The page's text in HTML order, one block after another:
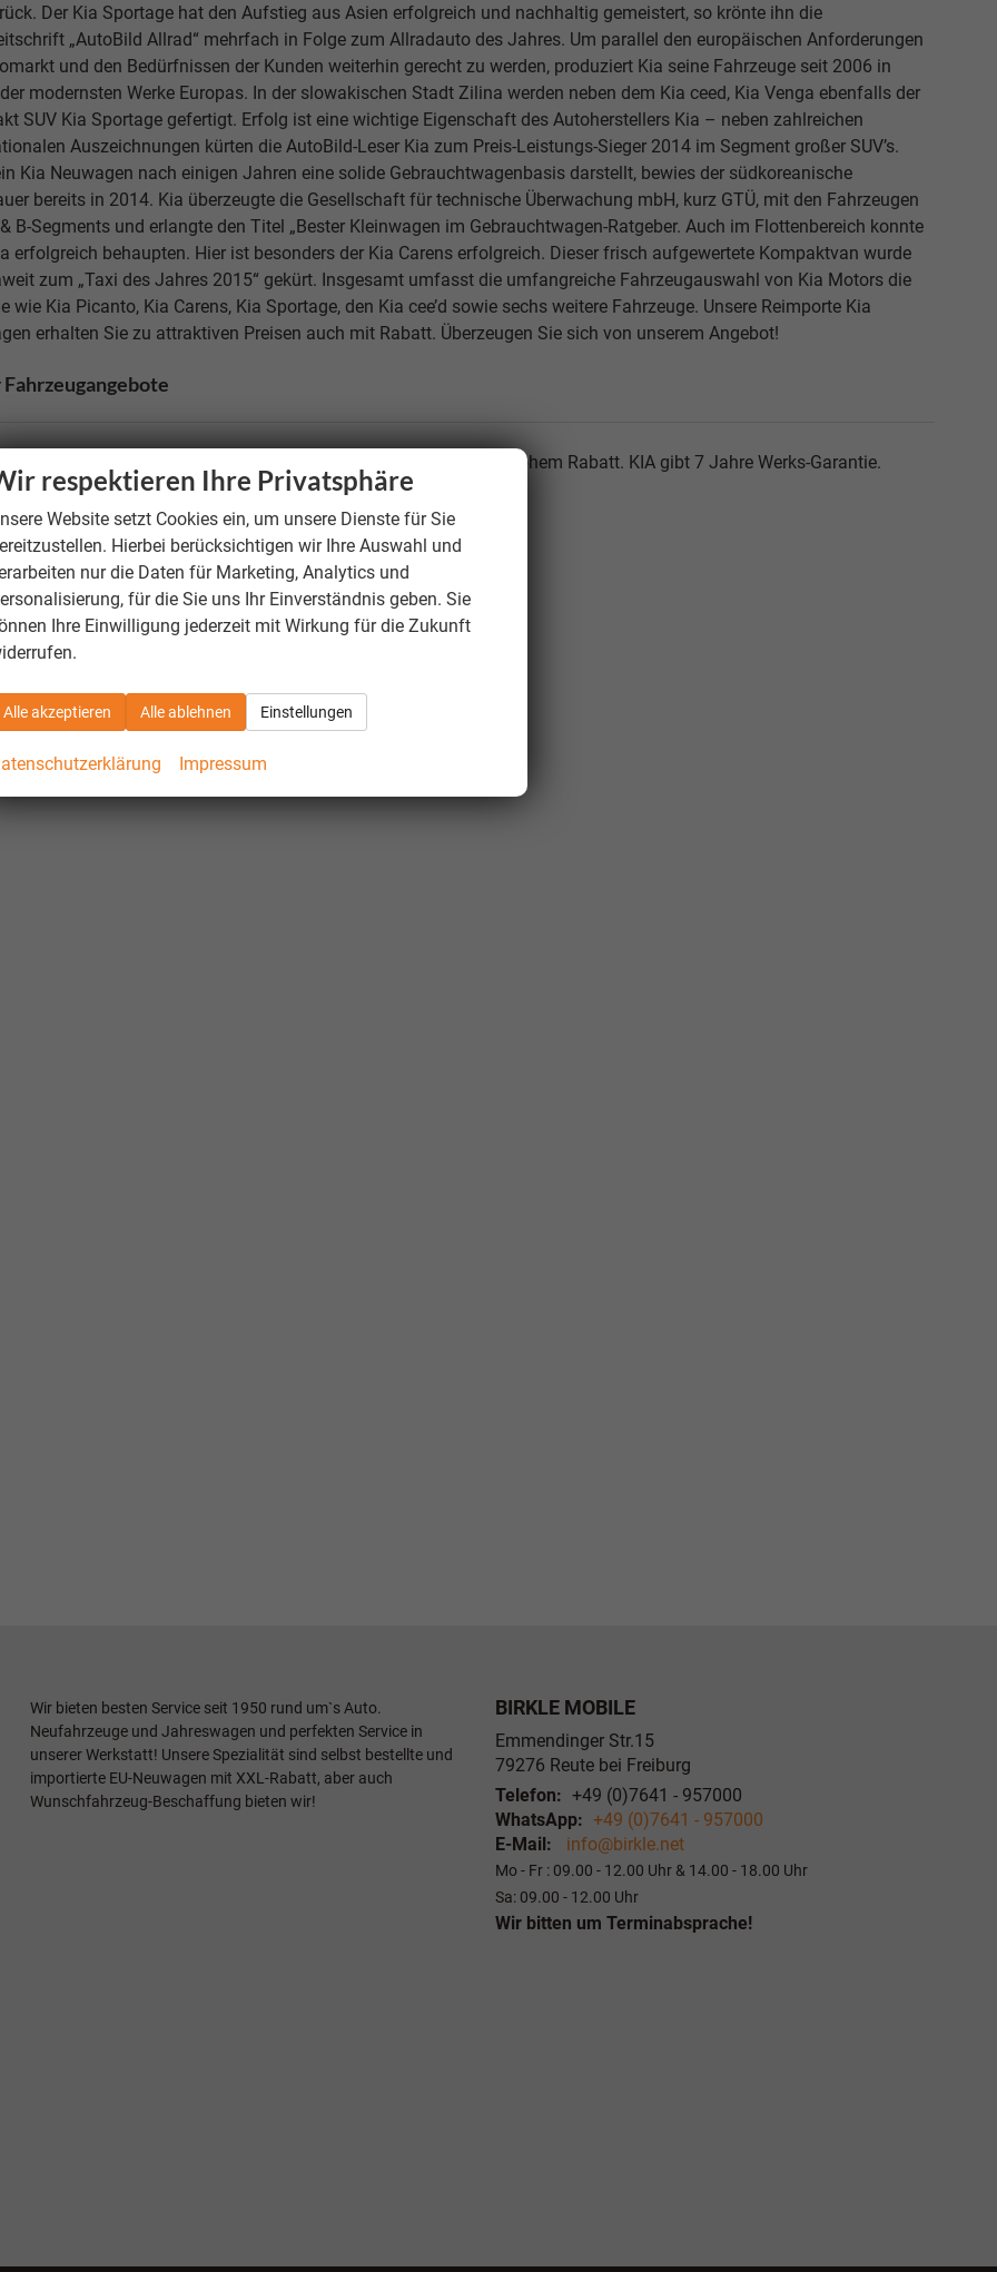
Der Kia Sportage hat den Aufstieg aus Asien erfolgreich und nachhaltig gemeistert, so krönte ihn die
„AutoBild Allrad“ mehrfach in Folge zum Allradauto des Jahres. Um parallel den europäischen Anforderungen
und den Bedürfnissen der Kunden weiterhin gerecht zu werden, produziert Kia seine Fahrzeuge seit 2006 in
modernsten Werke Europas. In der slowakischen Stadt Zilina werden neben dem Kia ceed, Kia Venga ebenfalls der
SUV Kia Sportage gefertigt. Erfolg ist eine wichtige Eigenschaft des Autoherstellers Kia – neben zahlreichen
Auszeichnungen kürten die AutoBild-Leser Kia zum Preis-Leistungs-Sieger 2014 im Segment großer SUV’s.
Kia Neuwagen nach einigen Jahren eine solide Gebrauchtwagenbasis darstellt, bewies der südkoreanische
bereits in 2014. Kia überzeugte die Gesellschaft für technische Überwachung mbH, kurz GTÜ, mit den Fahrzeugen
B-Segments und erlangte den Titel „Bester Kleinwagen im Gebrauchtwagen-Ratgeber. Auch im Flottenbereich konnte
erfolgreich behaupten. Hier ist besonders der Kia Carens erfolgreich. Dieser frisch aufgewertete Kompaktvan wurde
zum „Taxi des Jahres 2015“ gekürt. Insgesamt umfasst die umfangreiche Fahrzeugauswahl von Kia Motors die
wie Kia Picanto, Kia Carens, Kia Sportage, den Kia cee’d sowie sechs weitere Fahrzeuge. Unsere Reimporte Kia
erhalten Sie zu attraktiven Preisen auch mit Rabatt. Überzeugen Sie sich von unserem Angebot!
Fahrzeugangebote
Reimporte Kia Neuwagen erhalten Sie zu attraktiven Preisen mit hohem Rabatt. KIA gibt 7 Jahre Werks-Garantie.
Sie sich von unserem Angebot!
Wir bieten besten Service seit 1950 rund um`s Auto.
Neufahrzeuge und Jahreswagen und perfekten Service in
unserer Werkstatt! Unsere Spezialität sind selbst bestellte und
importierte EU-Neuwagen mit XXL-Rabatt, aber auch
Wunschfahrzeug-Beschaffung bieten wir!
BIRKLE MOBILE
Emmendinger Str.15
79276 Reute bei Freiburg
Telefon: +49 (0)7641 - 957000
WhatsApp: +49 (0)7641 - 957000
E-Mail:
info@birkle.net
Mo - Fr : 09.00 - 12.00 Uhr & 14.00 - 18.00 Uhr
Sa: 09.00 - 12.00 Uhr
Wir bitten um Terminabsprache!
respektieren Ihre Privatsphäre
Website setzt Cookies ein, um unsere Dienste für Sie
Hierbei berücksichtigen wir Ihre Auswahl und
nur die Daten für Marketing, Analytics und
für die Sie uns Ihr Einverständnis geben. Sie
Ihre Einwilligung jederzeit mit Wirkung für die Zukunft
Alle akzeptieren Alle ablehnen Einstellungen
Impressum